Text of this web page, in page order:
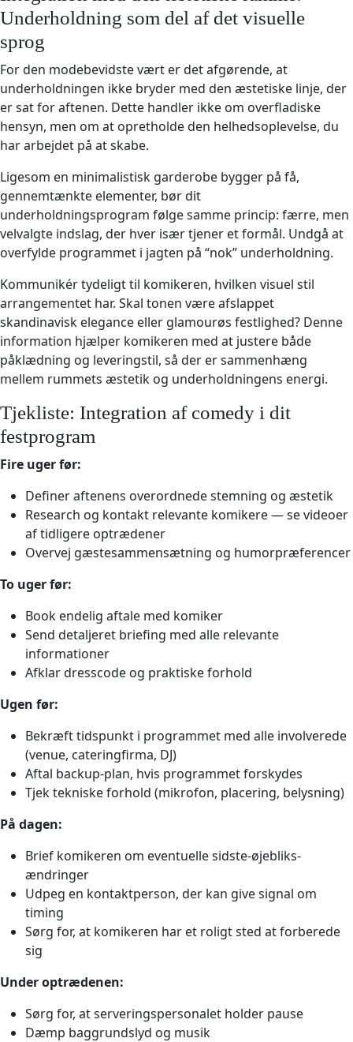
Underholdning som del af det visuelle
sprog
For den modebevidste vært er det afgørende, at
underholdningen ikke bryder med den æstetiske linje, der
er sat for aftenen. Dette handler ikke om overfladiske
hensyn, men om at opretholde den helhedsoplevelse, du
har arbejdet på at skabe.
Ligesom en minimalistisk garderobe bygger på få,
gennemtænkte elementer, bør dit
underholdningsprogram følge samme princip: færre, men
velvalgte indslag, der hver især tjener et formål. Undgå at
overfylde programmet i jagten på “nok” underholdning.
Kommunikér tydeligt til komikeren, hvilken visuel stil
arrangementet har. Skal tonen være afslappet
skandinavisk elegance eller glamourøs festlighed? Denne
information hjælper komikeren med at justere både
påklædning og leveringstil, så der er sammenhæng
mellem rummets æstetik og underholdningens energi.
Tjekliste: Integration af comedy i dit
festprogram
Fire uger før:
Definer aftenens overordnede stemning og æstetik
Research og kontakt relevante komikere — se videoer
af tidligere optrædener
Overvej gæstesammensætning og humorpræferencer
To uger før:
Book endelig aftale med komiker
Send detaljeret briefing med alle relevante
informationer
Afklar dresscode og praktiske forhold
Ugen før:
Bekræft tidspunkt i programmet med alle involverede
(venue, cateringfirma, DJ)
Aftal backup-plan, hvis programmet forskydes
Tjek tekniske forhold (mikrofon, placering, belysning)
På dagen:
Brief komikeren om eventuelle sidste-øjebliks-
ændringer
Udpeg en kontaktperson, der kan give signal om
timing
Sørg for, at komikeren har et roligt sted at forberede
sig
Under optrædenen:
Sørg for, at serveringspersonalet holder pause
Dæmp baggrundslyd og musik